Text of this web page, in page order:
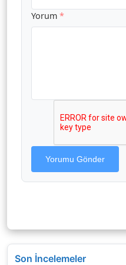
Yorum *
Yorumu Gönder
Son İncelemeler